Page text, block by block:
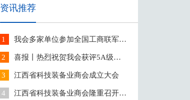
资讯推荐
1
我会多家单位参加全国工商联军民
2
喜报丨热烈祝贺我会获评5A级社
3
江西省科技装备业商会成立大会
4
江西省科技装备业商会隆重召开20